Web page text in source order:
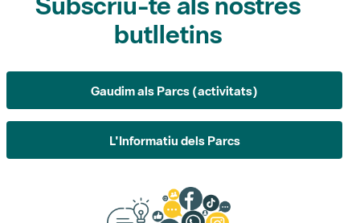
butlletins
Gaudim als Parcs (activitats)
L'Informatiu dels Parcs